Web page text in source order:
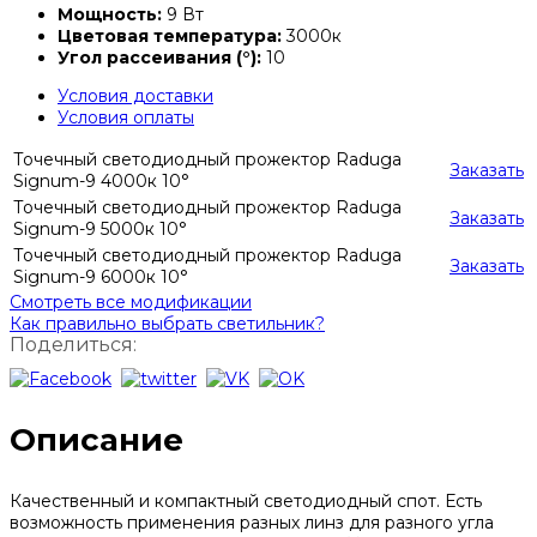
Мощность: 9 Вт
Цветовая температура:3000к
Угол рассеивания (°): 10
Условия доставки
Условия оплаты
Точечный светодиодный прожектор Raduga
Signum-9 4000к 10°
Заказать
Точечный светодиодный прожектор Raduga
Signum-9 5000к 10°
Заказать
Точечный светодиодный прожектор Raduga
Signum-9 6000к 10°
Заказать
Смотреть все модификации
Как правильно выбрать светильник?
Поделиться:
Описание
Качественный и компактный светодиодный спот. Есть
возможность применения разных линз для разного угла